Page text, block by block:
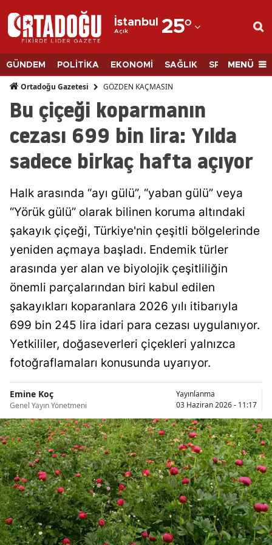
İstanbul
Açık 25°
Adana
Adıyaman
Afyonkarahisar
Ağrı
Amasya
Ankara
Antalya
Artvin
Aydın
Balıkesir
Bilecik
Bingöl
Bitlis
Bolu
Burdur
Çanakkale
Çankırı
Çorum
Denizli
Diyarbakır
GÜNDEM POLİTİKA EKONOMİ SAĞLIK SPORMENÜ
Ortadoğu Gazetesi GÖZDEN KAÇMASIN
Bu çiçeği koparmanın
cezası 699 bin lira: Yılda
sadece birkaç hafta açıyor
Halk arasında “ayı gülü”, “yaban gülü” veya
“Yörük gülü” olarak bilinen koruma altındaki
şakayık çiçeği, Türkiye'nin çeşitli bölgelerinde
yeniden açmaya başladı. Endemik türler
arasında yer alan ve biyolojik çeşitliliğin
önemli parçalarından biri kabul edilen
şakayıkları koparanlara 2026 yılı itibarıyla
699 bin 245 lira idari para cezası uygulanıyor.
Yetkililer, doğaseverleri çiçekleri yalnızca
fotoğraflamaları konusunda uyarıyor.
Emine Koç
Genel Yayın Yönetmeni
Yayınlanma
03 Haziran 2026 - 11:17